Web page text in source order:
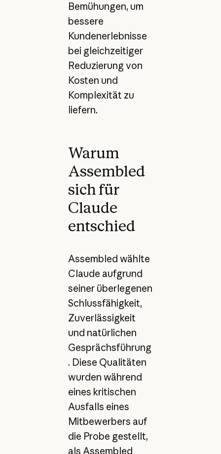
Bemühungen, um
bessere
Kundenerlebnisse
bei gleichzeitiger
Reduzierung von
Kosten und
Komplexität zu
liefern.
Warum
Assembled
sich für
Claude
entschied
Assembled wählte
Claude aufgrund
seiner überlegenen
Schlussfähigkeit,
Zuverlässigkeit
und natürlichen
Gesprächsführung
. Diese Qualitäten
wurden während
eines kritischen
Ausfalls eines
Mitbewerbers auf
die Probe gestellt,
als Assembled